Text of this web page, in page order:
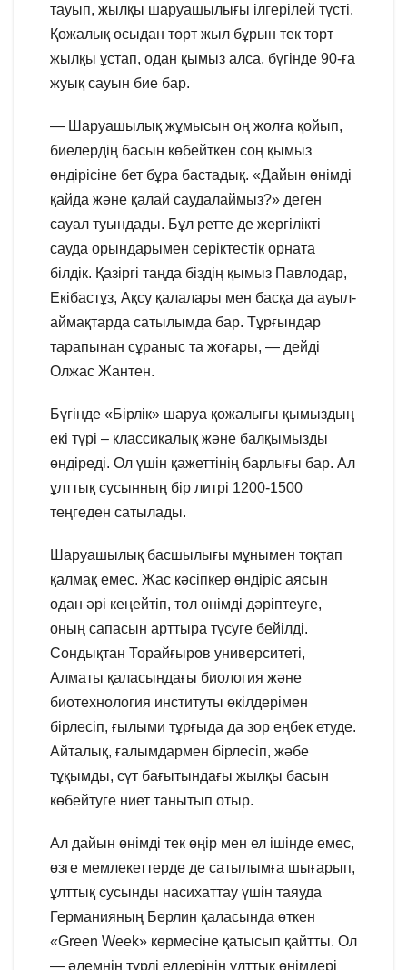
тауып, жылқы шаруашылығы ілгерілей түсті.
Қожалық осыдан төрт жыл бұрын тек төрт
жылқы ұстап, одан қымыз алса, бүгінде 90-ға
жуық сауын бие бар.
— Шаруашылық жұмысын оң жолға қойып,
биелердің басын көбейткен соң қымыз
өндірісіне бет бұра бастадық. «Дайын өнімді
қайда және қалай саудалаймыз?» деген
сауал туындады. Бұл ретте де жергілікті
сауда орындарымен серіктестік орната
білдік. Қазіргі таңда біздің қымыз Павлодар,
Екібастұз, Ақсу қалалары мен басқа да ауыл-
аймақтарда сатылымда бар. Тұрғындар
тарапынан сұраныс та жоғары, — дейді
Олжас Жантен.
Бүгінде «Бірлік» шаруа қожалығы қымыздың
екі түрі – классикалық және балқымызды
өндіреді. Ол үшін қажеттінің барлығы бар. Ал
ұлттық сусынның бір литрі 1200-1500
теңгеден сатылады.
Шаруашылық басшылығы мұнымен тоқтап
қалмақ емес. Жас кәсіпкер өндіріс аясын
одан әрі кеңейтіп, төл өнімді дәріптеуге,
оның сапасын арттыра түсуге бейілді.
Сондықтан Торайғыров университеті,
Алматы қаласындағы биология және
биотехнология институты өкілдерімен
бірлесіп, ғылыми тұрғыда да зор еңбек етуде.
Айталық, ғалымдармен бірлесіп, жәбе
тұқымды, сүт бағытындағы жылқы басын
көбейтуге ниет танытып отыр.
Ал дайын өнімді тек өңір мен ел ішінде емес,
өзге мемлекеттерде де сатылымға шығарып,
ұлттық сусынды насихаттау үшін таяуда
Германияның Берлин қаласында өткен
«Green Week» көрмесіне қатысып қайтты. Ол
— әлемнің түрлі елдерінің ұлттық өнімдері